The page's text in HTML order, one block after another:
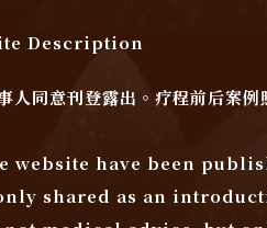
Description
人同意刊登露出。疗程前后案
website have been
shared as an